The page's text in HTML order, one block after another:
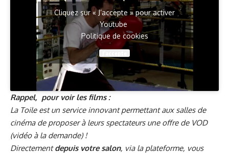
Cliquez sur « J’accepte » pour activer
Youtube
Politique de cookies
Rappel, pour voir les films :
La Toile est un service innovant permettant aux salles de
cinéma de proposer à leurs spectateurs une offre de VOD
(vidéo à la demande) !
Directementdepuis votre salon, via la plateforme, vous